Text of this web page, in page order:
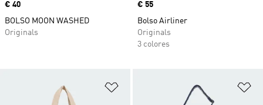
Precio
€ 40
BOLSO MOON WASHED
Originals
Precio
€ 55
Bolso Airliner
Originals
3 colores
Añadir a la lista de deseos